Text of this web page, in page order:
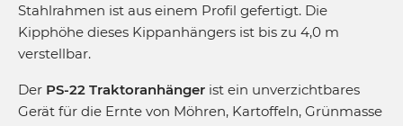
Stahlrahmen ist aus einem Profil gefertigt. Die
Kipphöhe dieses Kippanhängers ist bis zu 4,0 m
verstellbar.
Der PS-22 Traktoranhänger ist ein unverzichtbares
Gerät für die Ernte von Möhren, Kartoffeln, Grünmasse